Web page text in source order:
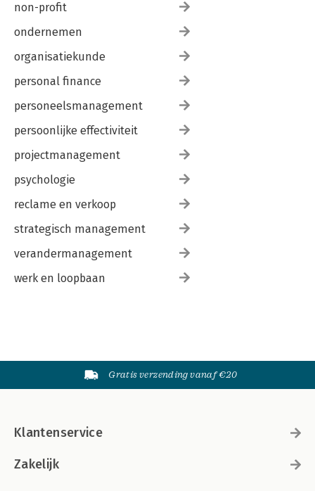
non-profit
ondernemen
organisatiekunde
personal finance
personeelsmanagement
persoonlijke effectiviteit
projectmanagement
psychologie
reclame en verkoop
strategisch management
verandermanagement
werk en loopbaan
Gratis verzending vanaf €20
Klantenservice
Zakelijk